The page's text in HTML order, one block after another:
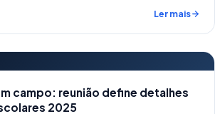
Ler mais
campo: reunião define detalhes
2025